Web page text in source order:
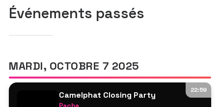
Événements passés
MARDI, OCTOBRE 7 2025
22:59
Camelphat Closing Party